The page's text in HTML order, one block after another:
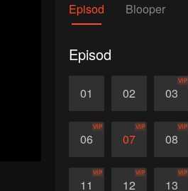
Episod Blooper
Episod
01 02 03
VIP
06
VIP
07
VIP
08
VIP
11
VIP
12
VIP
13
VIP